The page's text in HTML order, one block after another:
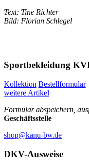
Text: Tine Richter
Bild: Florian Schlegel
Sportbekleidung
Kollektion Bestellformular
weitere Artikel
Formular abspeichern,
Geschäftsstelle
shop@kanu-bw.de
DKV-Ausweise